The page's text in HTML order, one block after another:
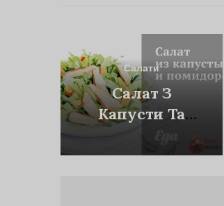
Салати
Салат З
Капусти Та
Помідорів